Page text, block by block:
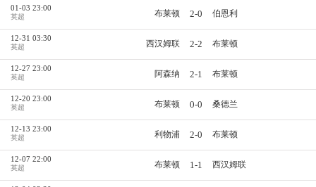
01-03 23:00
英超 布莱顿 2-0 伯恩利
12-31 03:30
英超 西汉姆联 2-2 布莱顿
12-27 23:00
英超 阿森纳 2-1 布莱顿
12-20 23:00
英超 布莱顿 0-0 桑德兰
12-13 23:00
英超 利物浦 2-0 布莱顿
12-07 22:00
英超 布莱顿 1-1 西汉姆联